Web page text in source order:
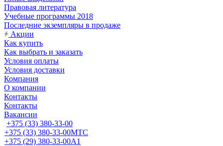
Правовая литература
Учебные программы 2018
Последние экземпляры в продаже
Акции
Как купить
Как выбрать и заказать
Условия оплаты
Условия доставки
Компания
О компании
Контакты
Контакты
Вакансии
+375 (33) 380-33-00
+375 (33) 380-33-00МТС
+375 (29) 380-33-00А1